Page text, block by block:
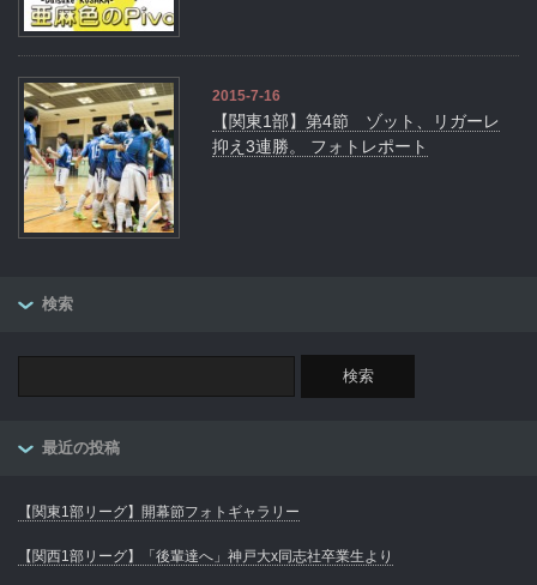
2015-7-16
【関東1部】第4節 ゾット、リガーレ
抑え3連勝。 フォトレポート
検索
最近の投稿
【関東1部リーグ】開幕節フォトギャラリー
【関西1部リーグ】「後輩達へ」神戸大x同志社卒業生より